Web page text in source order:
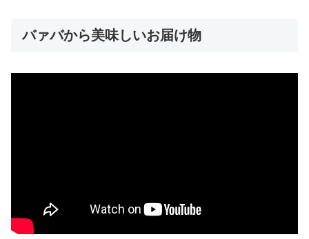
バァバから美味しいお届け物